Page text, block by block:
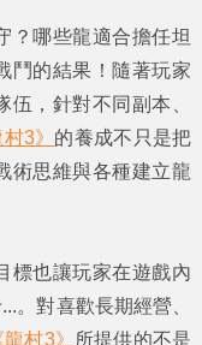
？哪些龍適合擔任坦
鬥的結果！隨著玩家
，針對不同副本、
村3》 的養成不只是把
術思維與各種建立龍
標也讓玩家在遊戲內
。對喜歡長期經營、
龍村3》
所提供的不是